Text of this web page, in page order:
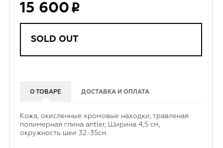
15 600
SOLD OUT
О ТОВАРЕ ДОСТАВКА И ОПЛАТА
Кожа, окисленные хромовые находки, травленая
полимерная глина antler, Ширина 4,5 см,
окружность шеи 32-35см.